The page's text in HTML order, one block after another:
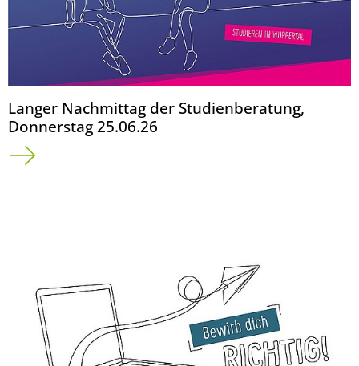
Langer Nachmittag der Studienberatung,
Donnerstag 25.06.26